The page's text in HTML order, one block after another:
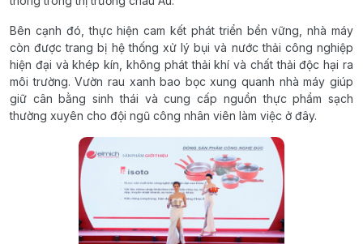
Bên cạnh đó, thực hiện cam kết phát triển bền vững, nhà máy
còn được trang bị hệ thống xử lý bụi và nước thải công nghiệp
hiện đại và khép kín, không phát thải khí và chất thải độc hại ra
môi trường. Vườn rau xanh bao bọc xung quanh nhà máy giúp
giữ cân bằng sinh thái và cung cấp nguồn thực phẩm sạch
thường xuyên cho đội ngũ công nhân viên làm việc ở đây.